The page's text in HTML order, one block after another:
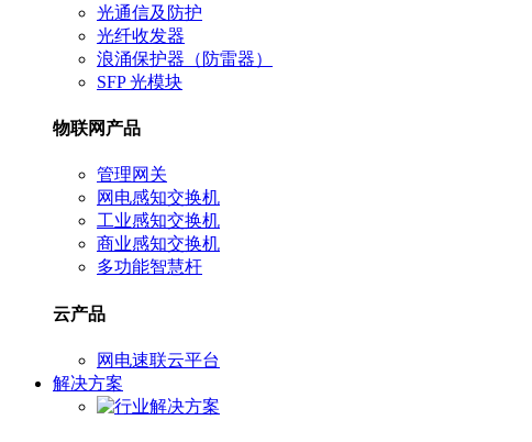
光通信及防护
光纤收发器
浪涌保护器（防雷器）
SFP 光模块
物联网产品
管理网关
网电感知交换机
工业感知交换机
商业感知交换机
多功能智慧杆
云产品
网电速联云平台
解决方案